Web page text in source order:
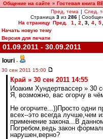
Общение на сайте » Гостевая книга
Пред. тема | След.
Страница 3 из 286 [
На страницу Пред. 1 2 3, 4 5
Начать новую тему
Версия для печати
01.09.2011 - 30.09.2011
Iouri -
30 сен 2011 15:00
Край » 30 сен 2011 14:55
Иоаким Хундертвассер » 30
Я, возможно, вас огорчу в
Не огорчите...))Просто одни
всех--это всегда лучше,чем
применение закона...В
Погребом,ведь закон
нарушен,верно?